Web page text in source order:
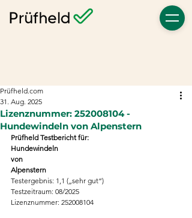
Lizenznummer: 252008104 -
Hundewindeln von Alpenstern
Prüfheld.com
31. Aug. 2025
Prüfheld Testbericht für:
Hundewindeln
von
Alpenstern
Testergebnis: 1,1 („sehr gut“)
Testzeitraum: 08/2025
Lizenznummer: 252008104